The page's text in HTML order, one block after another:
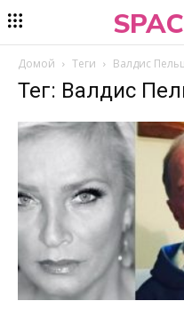
Домой Теги Валдис
Тег: Валдис